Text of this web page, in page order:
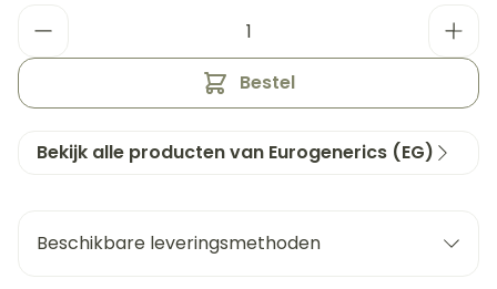
Bestel
Bekijk alle producten van Eurogenerics (EG)
Beschikbare leveringsmethoden